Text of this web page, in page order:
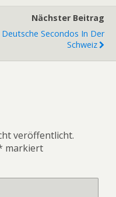
Nächster Beitrag
Deutsche Secondos In Der
Schweiz
veröffentlicht.
markiert